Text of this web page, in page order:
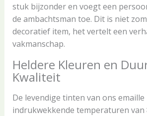
stuk bijzonder en voegt een
de ambachtsman toe. Dit is niet
decoratief item, het vertelt een
vakmanschap.
Heldere Kleuren en
Kwaliteit
De levendige tinten van ons
indrukwekkende temperaturen van